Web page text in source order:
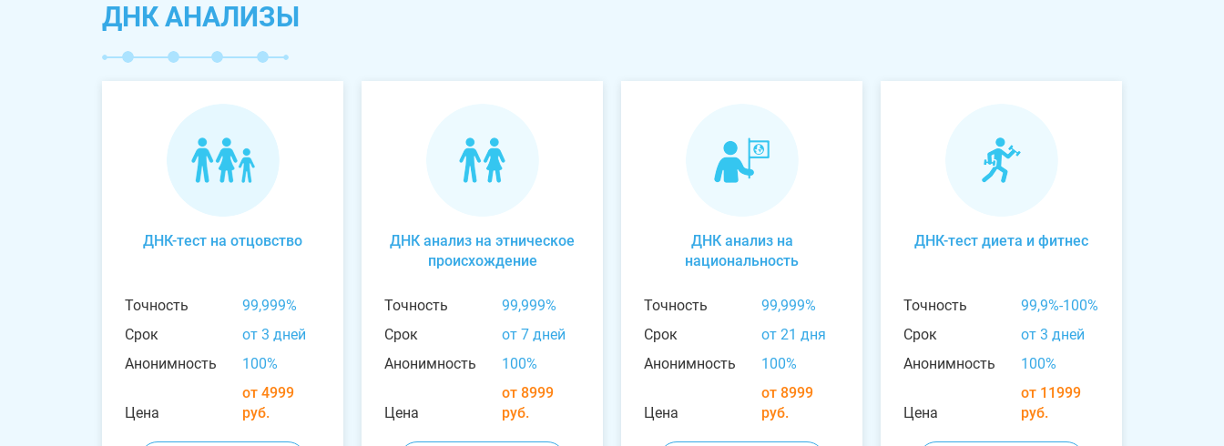
ДНК АНАЛИЗЫ
ДНК-тест на отцовство
Точность
99,999%
Срок
от 3 дней
Анонимность
100%
Цена
от 4999
руб.
ДНК анализ на этническое
происхождение
Точность
99,999%
Срок
от 7 дней
Анонимность
100%
Цена
от 8999
руб.
ДНК анализ на
национальность
Точность
99,999%
Срок
от 21 дня
Анонимность
100%
Цена
от 8999
руб.
ДНК-тест диета и фитнес
Точность
99,9%-100%
Срок
от 3 дней
Анонимность
100%
Цена
от 11999
руб.